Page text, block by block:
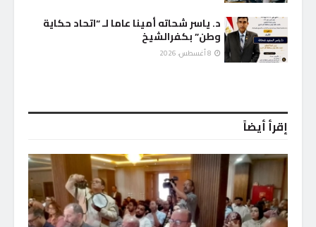
د. ياسر شحاته أمينا عاما لـ “اتحاد حكاية
وطن” بكفرالشيخ
إقرأ أيضاً